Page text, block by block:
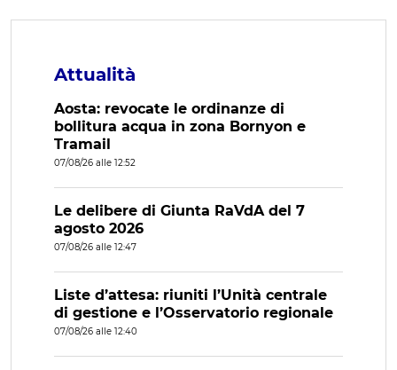
Attualità
Aosta: revocate le ordinanze di
bollitura acqua in zona Bornyon e
Tramail
07/08/26 alle 12:52
Le delibere di Giunta RaVdA del 7
agosto 2026
07/08/26 alle 12:47
Liste d’attesa: riuniti l’Unità centrale
di gestione e l’Osservatorio regionale
07/08/26 alle 12:40